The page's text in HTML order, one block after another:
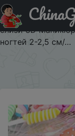
Купити на
сладкий торт/
слизи 3D
ногтей 2-2,5 см/…